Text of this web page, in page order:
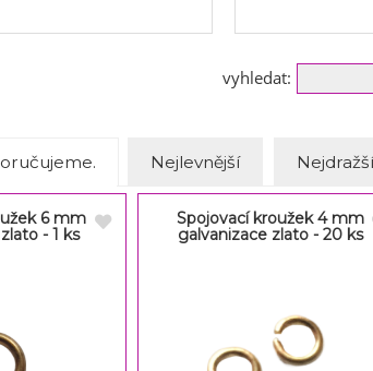
vyhledat:
Nejlevnější Nejdražší
6 mm
- 1 ks
Spojovací kroužek 4 mm
galvanizace zlato - 20 ks